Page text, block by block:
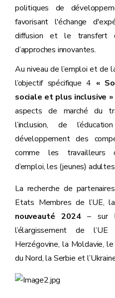
politiques de
favorisant l'échange
diffusion et le transfert
d’approches innovantes.
Au niveau de l’emploi et de
l’objectif spécifique 4 «
sociale et plus inclusive »
aspects de marché du
l’inclusion, de
développement des
comme les travailleurs
d’emploi, les (jeunes)
La recherche de
Etats Membres de l’UE,
nouveauté 2024– sur
l’élargissement de
Herzégovine, la Moldavie,
du Nord, la Serbie et